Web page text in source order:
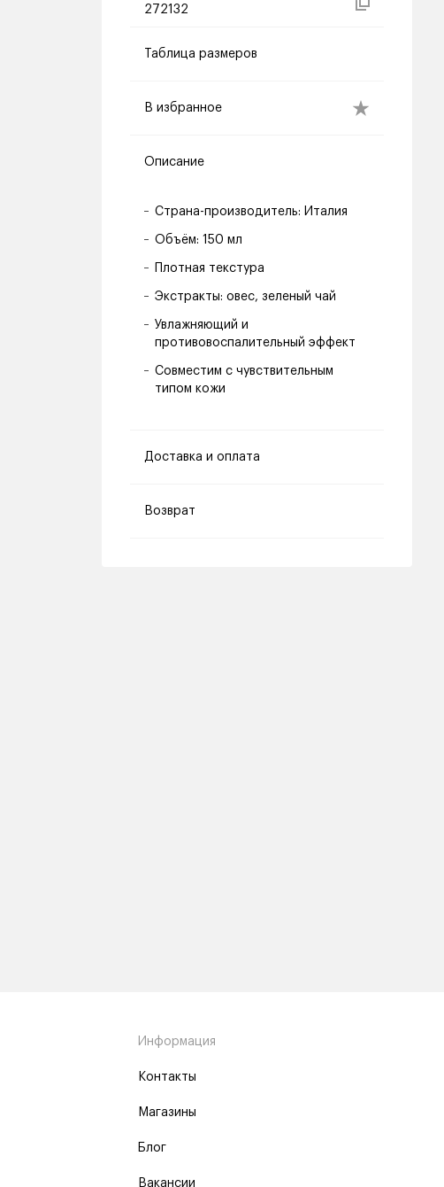
272132
Таблица размеров
В избранное
Описание
Страна-производитель: Италия
Объём: 150 мл
Плотная текстура
Экстракты: овес, зеленый чай
Увлажняющий и
противовоспалительный эффект
Совместим с чувствительным
типом кожи
Доставка и оплата
Возврат
Информация
Контакты
Магазины
Блог
Вакансии